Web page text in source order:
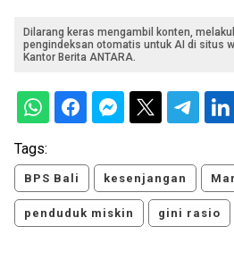
Dilarang keras mengambil konten,
pengindeksan otomatis untuk AI di situs
Kantor Berita ANTARA.
Tags:
BPS Bali kesenjangan
penduduk miskin gini rasio